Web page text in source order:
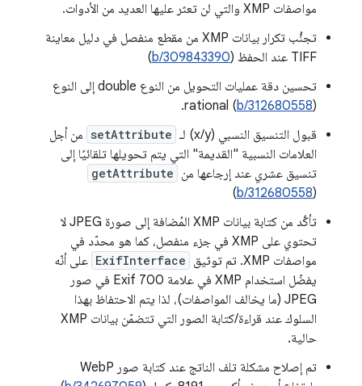
مواصفات XMP والتي لن تعثر عليها العديد من الأدوات.
تجنُّب تكرار بيانات XMP من مقطع منفصل في دليل معاينة
TIFF عند الحفظ (
b/309843390
)
تحسين دقة عمليات التحويل من النوع double إلى النوع
rational (b/312680558).
قبول التنسيق النسبي (x/y) لـ
setAttribute من أجل
العلامات النسبية "القديمة" التي يتم تحويلها تلقائيًا إلى
تنسيق عشري عند إرجاعها من getAttribute
(
b/312680558
)
تأكَّد من كتابة بيانات XMP المُضافة إلى صورة JPEG لا
تحتوي على XMP في جزء منفصل، كما هو محدّد في
مواصفات XMP. تم توثيق
ExifInterface على أنّه
يفضّل استخدام XMP في علامة Exif 700 في صور
JPEG (ما يخالف المواصفات)، لذا يتم الاحتفاظ بهذا
السلوك عند قراءة/كتابة الصور التي تتضمّن بيانات XMP
حالية.
تم إصلاح مشكلة تلف الناتج عند كتابة صور WebP